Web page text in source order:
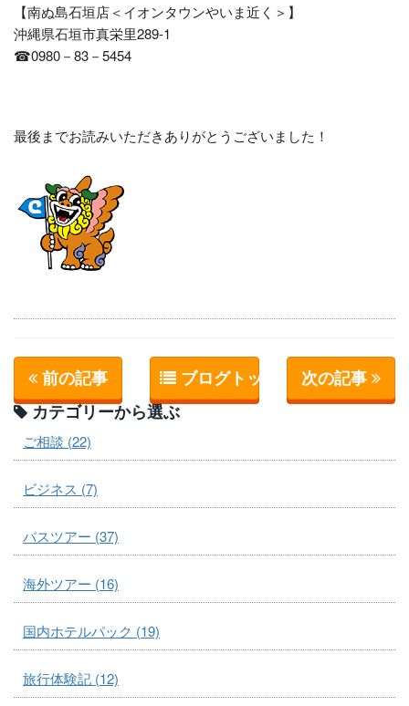
【南ぬ島石垣店＜イオンタウンやいま近く＞】
沖縄県石垣市真栄里289-1
☎0980－83－5454
最後までお読みいただきありがとうございました！
前の記事 ブログトップへ 次の記事
カテゴリーから選ぶ
ご相談 (22)
ビジネス (7)
バスツアー (37)
海外ツアー (16)
国内ホテルパック (19)
旅行体験記 (12)